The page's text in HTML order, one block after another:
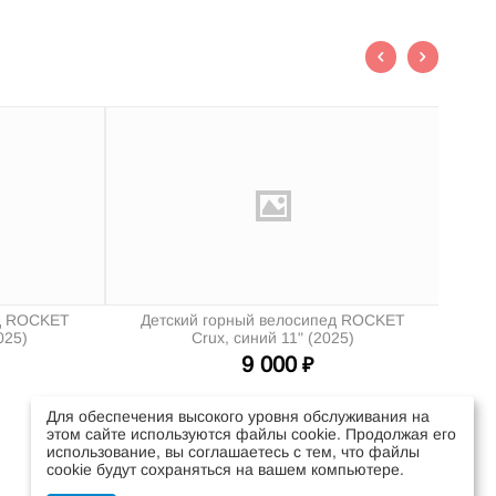
ROCKET
Детский горный велосипед ROCKET
Crux, синий 11" (2025)
9 000 ₽
Для обеспечения высокого уровня обслуживания на
этом сайте используются файлы cookie. Продолжая его
использование, вы соглашаетесь с тем, что файлы
cookie будут сохраняться на вашем компьютере.